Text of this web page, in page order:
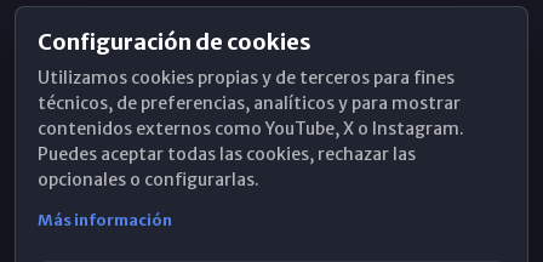
Horarios de Misa
Hemeroteca
WhatsApp
Configuración de cookies
Utilizamos cookies propias y de terceros para fines
técnicos, de preferencias, analíticos y para mostrar
contenidos externos como YouTube, X o Instagram.
Puedes aceptar todas las cookies, rechazar las
opcionales o configurarlas.
Más información